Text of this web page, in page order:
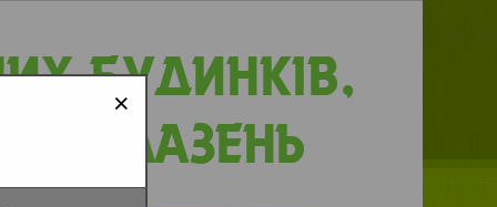
×